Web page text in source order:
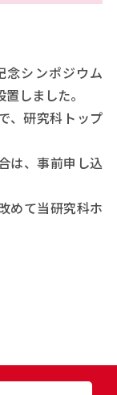
念シンポジウム
しました。
、研究科トップ
は、事前申し込
めて当研究科ホ